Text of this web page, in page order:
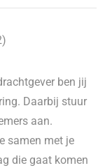
ben jij
Daarbij stuur
aan.
samen met je
die gaat komen